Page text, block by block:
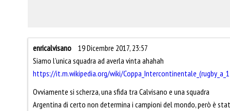
enricalvisano
19 Dicembre 2017, 23:57
Siamo l’unica squadra ad averla vinta ahahah
https://it.m.wikipedia.org/wiki/
Ovviamente si scherza, una sfida tra Calvisano e una squadra
Argentina di certo non determina i campioni del mondo, però è